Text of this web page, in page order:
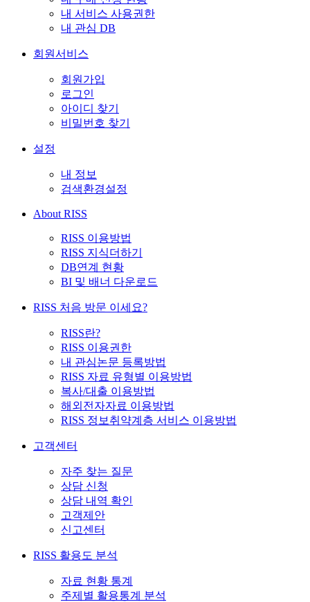
내 서비스 사용권한
내 관심 DB
회원서비스
회원가입
로그인
아이디 찾기
비밀번호 찾기
설정
내 정보
검색환경설정
About RISS
RISS 이용방법
RISS 지식더하기
DB연계 현황
BI 및 배너 다운로드
RISS 처음 방문 이세요?
RISS란?
RISS 이용권한
내 관심논문 등록방법
RISS 자료 유형별 이용방법
복사/대출 이용방법
해외전자자료 이용방법
RISS 정보취약계층 서비스 이용방법
고객센터
자주 찾는 질문
상담 신청
상담 내역 확인
고객제안
신고센터
RISS 활용도 분석
자료 현황 통계
주제별 활용통계 분석